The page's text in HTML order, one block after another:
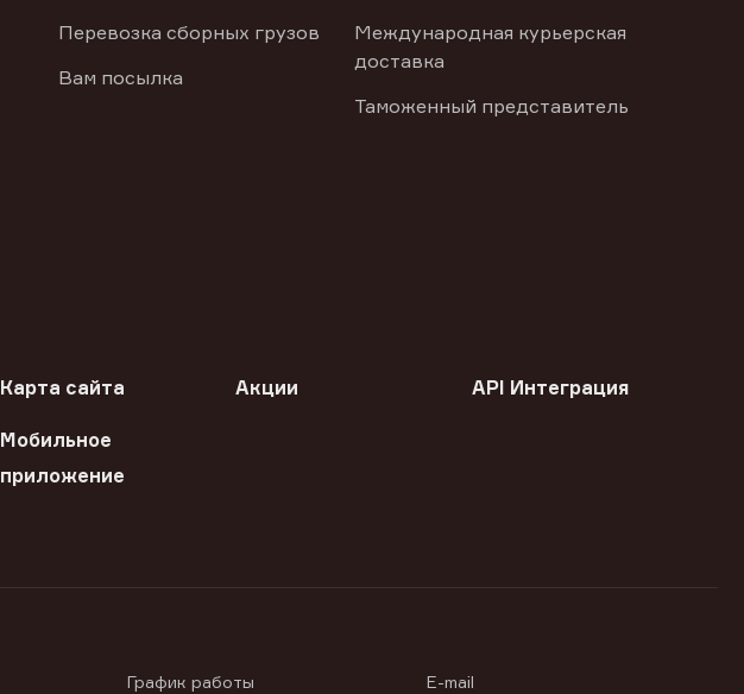
Перевозка сборных грузов
Вам посылка
Международная курьерская
доставка
Таможенный представитель
Карта сайта Акции API Интеграция
Мобильное
приложение
График работы E-mail